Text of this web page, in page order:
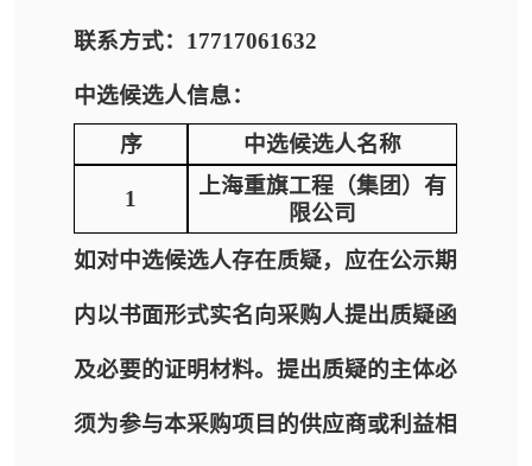
联系方式：17717061632
中选候选人信息：
序
中选候选人名称
1
上海重旗工程（集团）有
限公司
如对中选候选人存在质疑，应在公示期
内以书面形式实名向采购人提出质疑函
及必要的证明材料。提出质疑的主体必
须为参与本采购项目的供应商或利益相